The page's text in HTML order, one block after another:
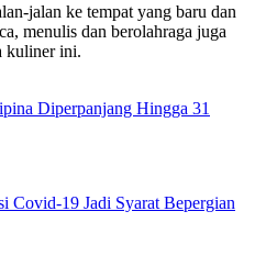
jalan ke tempat yang baru dan
menulis dan berolahraga juga
kuliner ini.
Diperpanjang Hingga 31
Covid-19 Jadi Syarat Bepergian